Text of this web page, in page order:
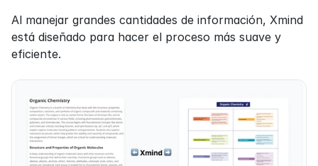
Al manejar grandes cantidades de información, Xmind
está diseñado para hacer el proceso más suave y
eficiente.